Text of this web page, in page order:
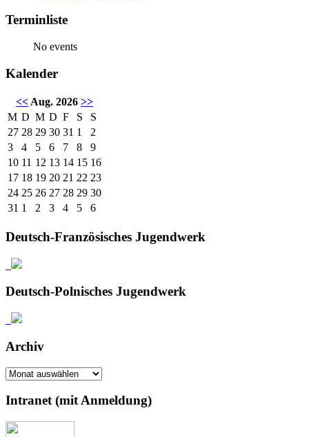
Terminliste
No events
Kalender
<< Aug. 2026 >>
M D M D F S
S
27 28 29 30 31 1
2
3
4 5 6 7 8
9
10 11 12 13 14 15 16
17 18 19 20 21 22 23
24 25 26 27 28 29 30
31 1 2 3 4 5 6
Deutsch-Französisches Jugendwerk
Deutsch-Polnisches Jugendwerk
Archiv
Archiv
Intranet (mit Anmeldung)